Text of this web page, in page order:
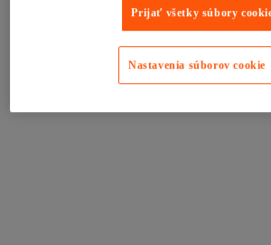
Prijať všetky súbory
Nastavenia súborov cookie